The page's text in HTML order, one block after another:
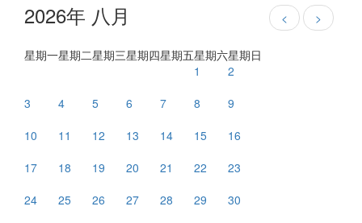
2026年 八月
< >
星期一星期二星期三星期四星期五星期六星期日
1
2
3
4 5 6 7 8
9
10
11 12 13 14 15
16
17
18 19 20 21 22
23
24
25 26 27 28 29
30